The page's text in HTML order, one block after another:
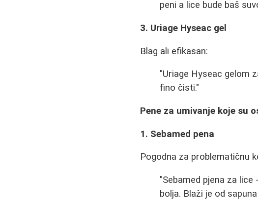
peni a lice bude baš
3. Uriage Hyseac gel
Blag ali efikasan:
"Uriage Hyseac gelom
fino čisti."
Pene za umivanje koje su
1. Sebamed pena
Pogodna za problematičnu
"Sebamed pjena za
bolja. Blaži je od